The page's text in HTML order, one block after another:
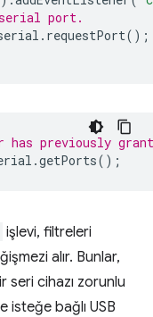
port.
. requestPort();
previously
.getPorts();
işlevi, filtreleri
alır. Bunlar,
seri cihazı zorunlu
isteğe bağlı USB